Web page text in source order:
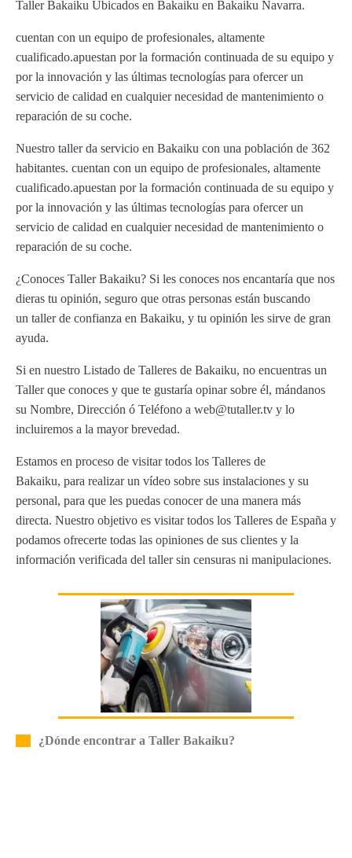
Taller Bakaiku Ubicados en Bakaiku en Bakaiku Navarra.
cuentan con un equipo de profesionales, altamente
cualificado.apuestan por la formación continuada de su equipo y
por la innovación y las últimas tecnologías para ofercer un
servicio de calidad en cualquier necesidad de mantenimiento o
reparación de su coche.
Nuestro taller da servicio en Bakaiku con una población de 362
habitantes. cuentan con un equipo de profesionales, altamente
cualificado.apuestan por la formación continuada de su equipo y
por la innovación y las últimas tecnologías para ofercer un
servicio de calidad en cualquier necesidad de mantenimiento o
reparación de su coche.
¿Conoces Taller Bakaiku? Si les conoces nos encantaría que nos
dieras tu opinión, seguro que otras personas están buscando
un taller de confianza en Bakaiku, y tu opinión les sirve de gran
ayuda.
Si en nuestro Listado de Talleres de Bakaiku, no encuentras un
Taller que conoces y que te gustaría opinar sobre él, mándanos
su Nombre, Dirección ó Teléfono a web@tutaller.tv y lo
incluiremos a la mayor brevedad.
Estamos en proceso de visitar todos los Talleres de
Bakaiku, para realizar un vídeo sobre sus instalaciones y su
personal, para que les puedas conocer de una manera más
directa. Nuestro objetivo es visitar todos los Talleres de España y
podamos ofrecerte todas las opiniones de sus clientes y la
información verificada del taller sin censuras ni manipulaciones.
¿Dónde encontrar a Taller Bakaiku?